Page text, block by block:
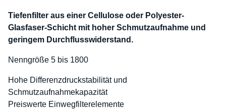
Tiefenfilter aus einer Cellulose oder Polyester-
Glasfaser-Schicht mit hoher Schmutzaufnahme und
geringem Durchflusswiderstand.
Nenngröße 5 bis 1800
Hohe Differenzdruckstabilität und
Schmutzaufnahmekapazität
Preiswerte Einwegfilterelemente